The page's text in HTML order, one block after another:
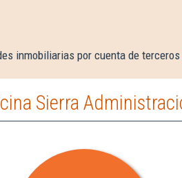
inmobiliarias por cuenta de terceros
Sierra